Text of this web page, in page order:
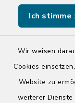
Ich stimme
Wir weisen
Cookies
Website zu
weiterer
Tourist-